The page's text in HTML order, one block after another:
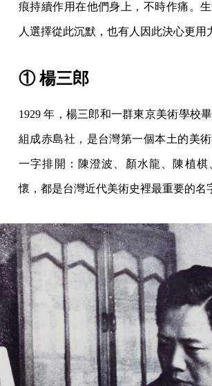
痕持續作用在他們身上，不時作痛。
人選擇從此沉默，也有人因此決心更
① 楊三郎
1929 年，楊三郎和一群東京美術學校
組成赤島社，是台灣第一個本土的美
一字排開：陳澄波、顏水龍、陳植棋
懷，都是台灣近代美術史裡最重要的名